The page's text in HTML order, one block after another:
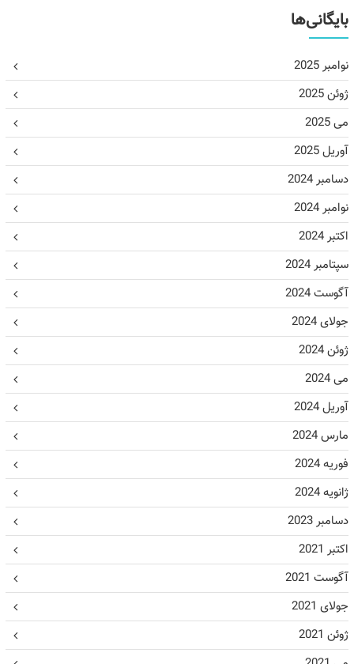
بایگانی‌ها
نوامبر 2025
ژوئن 2025
می 2025
آوریل 2025
دسامبر 2024
نوامبر 2024
اکتبر 2024
سپتامبر 2024
آگوست 2024
جولای 2024
ژوئن 2024
می 2024
آوریل 2024
مارس 2024
فوریه 2024
ژانویه 2024
دسامبر 2023
اکتبر 2021
آگوست 2021
جولای 2021
ژوئن 2021